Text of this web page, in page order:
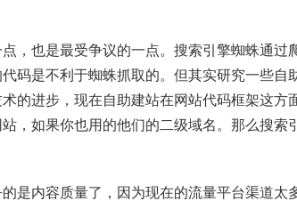
，也是最受争议的一点。搜索引擎蜘蛛通过
码是不利于蜘蛛抓取的。但其实研究一些自
的进步，现在自助建站在网站代码框架这方
，如果你也用的他们的二级域名。那么搜索
是内容质量了，因为现在的流量平台渠道太